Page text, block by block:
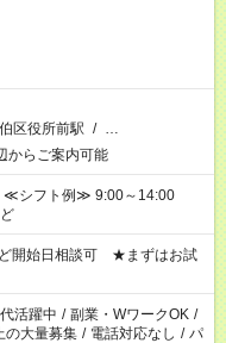
区役所前駅 / …
らご案内可能
ど開始日相談可 ★まずはお試
活躍中 / 副業・WワークOK /
の大量募集 / 電話対応なし / パ